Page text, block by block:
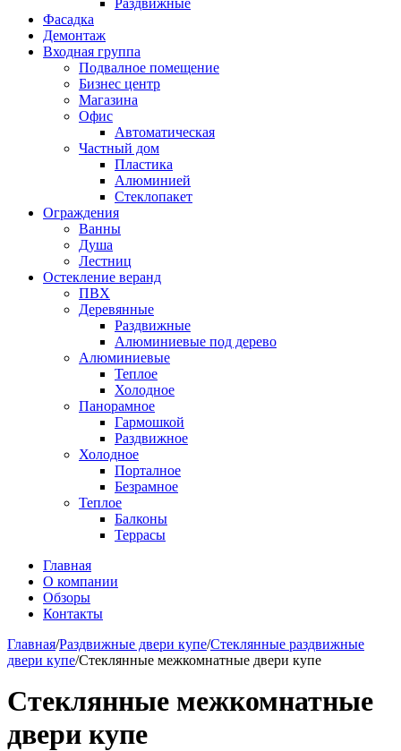
Раздвижные
Фасадка
Демонтаж
Входная группа
Подвалное помещение
Бизнес центр
Магазина
Офис
Автоматическая
Частный дом
Пластика
Алюминией
Стеклопакет
Ограждения
Ванны
Душа
Лестниц
Остекление веранд
ПВХ
Деревянные
Раздвижные
Алюминиевые под дерево
Алюминиевые
Теплое
Холодное
Панорамное
Гармошкой
Раздвижное
Холодное
Порталное
Безрамное
Теплое
Балконы
Террасы
Главная
О компании
Обзоры
Контакты
Главная/Раздвижные двери купе/Стеклянные раздвижные
двери купе/Стеклянные межкомнатные двери купе
Стеклянные межкомнатные
двери купе